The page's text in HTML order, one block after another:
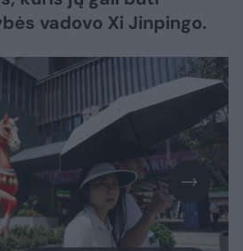
vadovo Xi Jinpingo.